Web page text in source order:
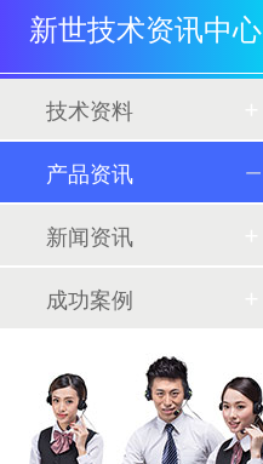
新世技术资讯中心
技术资料
产品资讯
新闻资讯
成功案例